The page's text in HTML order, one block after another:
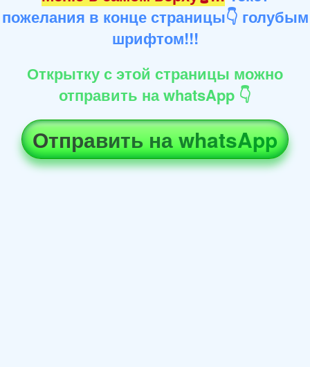
пожелания в конце страницы👇 голубым
шрифтом!!!
Открытку с этой страницы можно
отправить на whatsApp 👇
Отправить на whatsApp